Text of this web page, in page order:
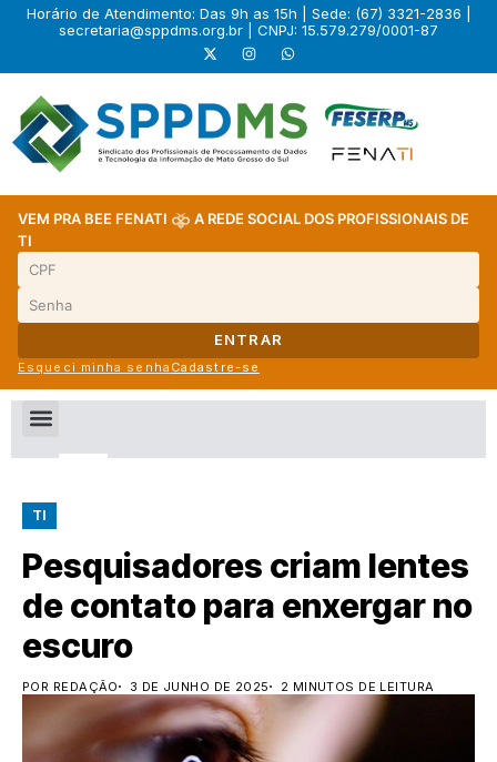
Horário de Atendimento: Das 9h as 15h | Sede: (67) 3321-2836 |
secretaria@sppdms.org.br | CNPJ: 15.579.279/0001-87
VEM PRA BEE FENATI
A REDE SOCIAL DOS PROFISSIONAIS DE
TI
ENTRAR
Esqueci minha senha Cadastre-se
TI
Pesquisadores criam lentes
de contato para enxergar no
escuro
POR REDAÇÃO 3 DE JUNHO DE 2025 2 MINUTOS DE LEITURA